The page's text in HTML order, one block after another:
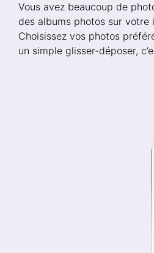
Vous avez beaucoup de
des albums photos sur
Choisissez vos photos
un simple glisser-déposer,